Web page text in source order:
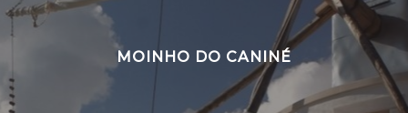
MOINHO DO CANINÉ